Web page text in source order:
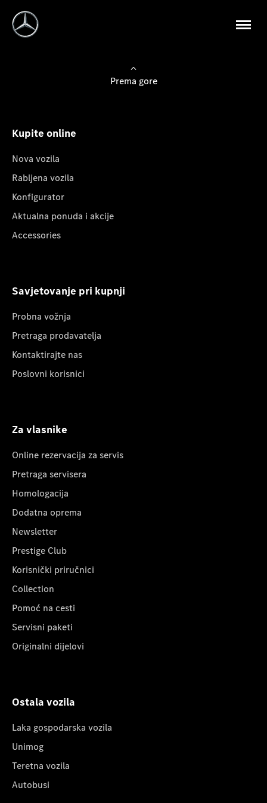
Prema gore
Kupite online
Nova vozila
Rabljena vozila
Konfigurator
Aktualna ponuda i akcije
Accessories
Savjetovanje pri kupnji
Probna vožnja
Pretraga prodavatelja
Kontaktirajte nas
Poslovni korisnici
Za vlasnike
Online rezervacija za servis
Pretraga servisera
Homologacija
Dodatna oprema
Newsletter
Prestige Club
Korisnički priručnici
Collection
Pomoć na cesti
Servisni paketi
Originalni dijelovi
Ostala vozila
Laka gospodarska vozila
Unimog
Teretna vozila
Autobusi